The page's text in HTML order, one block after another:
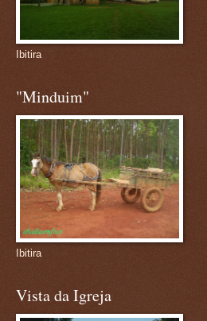
Ibitira
"Minduim"
Ibitira
Vista da Igreja